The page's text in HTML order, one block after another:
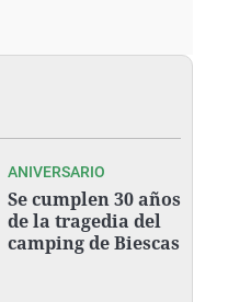
ANIVERSARIO
Se cumplen 30 años
de la tragedia del
camping de Biescas